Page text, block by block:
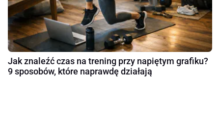
Jak znaleźć czas na trening przy napiętym grafiku?
9 sposobów, które naprawdę działają